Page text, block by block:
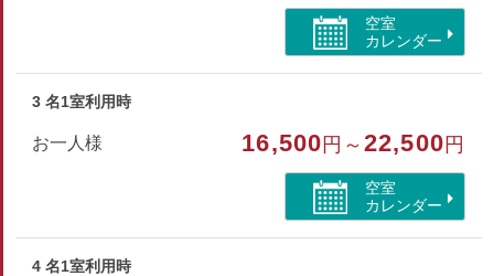
バス/トイレ/禁煙/インターネットができる部屋/洗浄機
付トイレ/山が見える
空室
カレンダー
3 名1室利用時
お一人様 16,500 円～22,500 円
空室
カレンダー
4 名1室利用時